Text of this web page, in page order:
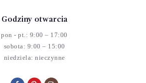
Godziny otwarcia
pon - pt.: 9:00 – 17:00
sobota: 9:00 – 15:00
niedziela: nieczynne